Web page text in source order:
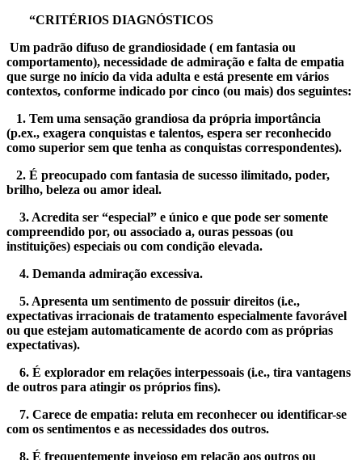
“CRITÉRIOS DIAGNÓSTICOS
Um padrão difuso de grandiosidade ( em fantasia ou
comportamento), necessidade de admiração e falta de empatia
que surge no início da vida adulta e está presente em vários
contextos, conforme indicado por cinco (ou mais) dos seguintes:
1. Tem uma sensação grandiosa da própria importância
(p.ex., exagera conquistas e talentos, espera ser reconhecido
como superior sem que tenha as conquistas correspondentes).
2. É preocupado com fantasia de sucesso ilimitado, poder,
brilho, beleza ou amor ideal.
3. Acredita ser “especial” e único e que pode ser somente
compreendido por, ou associado a, ouras pessoas (ou
instituições) especiais ou com condição elevada.
4. Demanda admiração excessiva.
5. Apresenta um sentimento de possuir direitos (i.e.,
expectativas irracionais de tratamento especialmente favorável
ou que estejam automaticamente de acordo com as próprias
expectativas).
6. É explorador em relações interpessoais (i.e., tira vantagens
de outros para atingir os próprios fins).
7. Carece de empatia: reluta em reconhecer ou identificar-se
com os sentimentos e as necessidades dos outros.
8. É frequentemente invejoso em relação aos outros ou